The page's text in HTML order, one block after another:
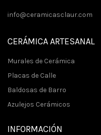
info@ceramicasclaur.com
CERÁMICA ARTESANAL
Murales de Cerámica
Placas de Calle
Baldosas de Barro
Azulejos Cerámicos
INFORMACIÓN